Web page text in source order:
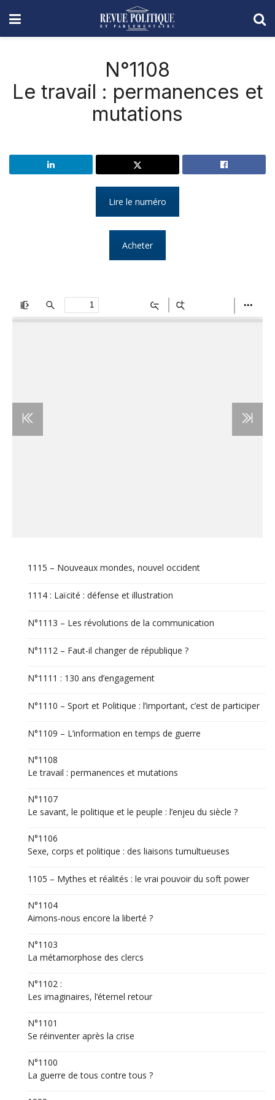
N°1108
Le travail : permanences et
mutations
Lire le numéro
Acheter
1115 – Nouveaux mondes, nouvel occident
1114 : Laïcité : défense et illustration
N°1113 – Les révolutions de la communication
N°1112 – Faut-il changer de république ?
N°1111 : 130 ans d’engagement
N°1110 – Sport et Politique : l’important, c’est de participer
N°1109 – L’information en temps de guerre
N°1108
Le travail : permanences et mutations
N°1107
Le savant, le politique et le peuple : l’enjeu du siècle ?
N°1106
Sexe, corps et politique : des liaisons tumultueuses
1105 – Mythes et réalités : le vrai pouvoir du soft power
N°1104
Aimons-nous encore la liberté ?
N°1103
La métamorphose des clercs
N°1102 :
Les imaginaires, l’éternel retour
N°1101
Se réinventer après la crise
N°1100
La guerre de tous contre tous ?